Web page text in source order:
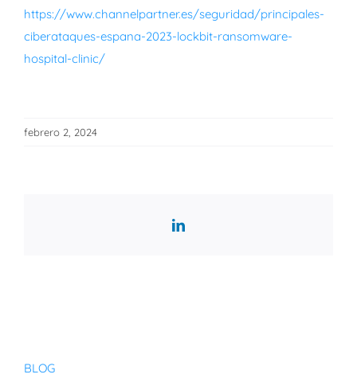
https://www.channelpartner.es/seguridad/principales-
ciberataques-espana-2023-lockbit-ransomware-
hospital-clinic/
febrero 2, 2024
LinkedIn
BLOG